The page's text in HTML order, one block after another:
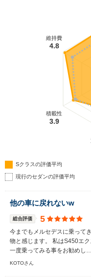
積載性
3.9
維持費
4.8
Sクラスの評価平均
現行のセダンの評価平均
他の車に戻れないw
総合評価 5
今までもメルセデスに乗って
物と感じます。 私はS450エ
一度乗ってみる事をお勧めし…
KOTOさん